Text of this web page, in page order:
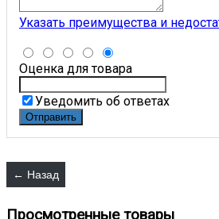
Указать преимущества и
Оценка для товара
Уведомить об ответах
Просмотренные товары